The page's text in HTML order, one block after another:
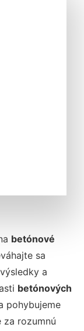
betónové
sa
a
betónových
pohybujeme
za rozumnú